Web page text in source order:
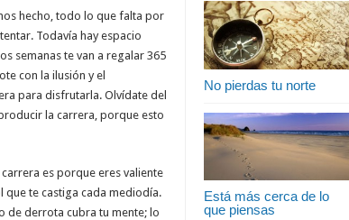
No pierdas tu norte
Está más cerca de lo
que piensas
hecho, todo lo que falta por
Todavía hay espacio
semanas te van a regalar 365
con la ilusión y el
para disfrutarla. Olvídate del
la carrera, porque esto
es porque eres valiente
que te castiga cada mediodía.
de derrota cubra tu mente; lo